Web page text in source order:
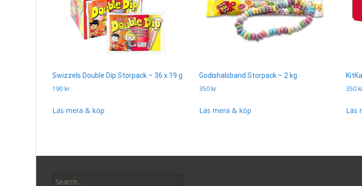
Swizzels Double Dip Storpack – 36 x 19 g
190 kr
Läs mera & köp
Godishalsband Storpack – 2 kg
350 kr
Läs mera & köp
350
Läs
for: